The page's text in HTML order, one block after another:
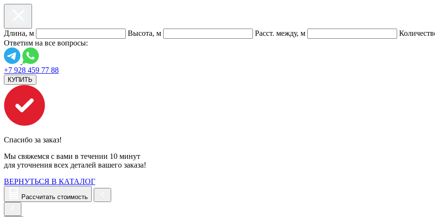
Длина, м Высота, м Расст. между, м
Ответим на все вопросы:
+7 928 459 77 88
КУПИТЬ
Спасибо за заказ!
Мы свяжемся с вами в течении 10 минут
для уточнения всех деталей вашего заказа!
ВЕРНУТЬСЯ В КАТАЛОГ
Рассчитать стоимость